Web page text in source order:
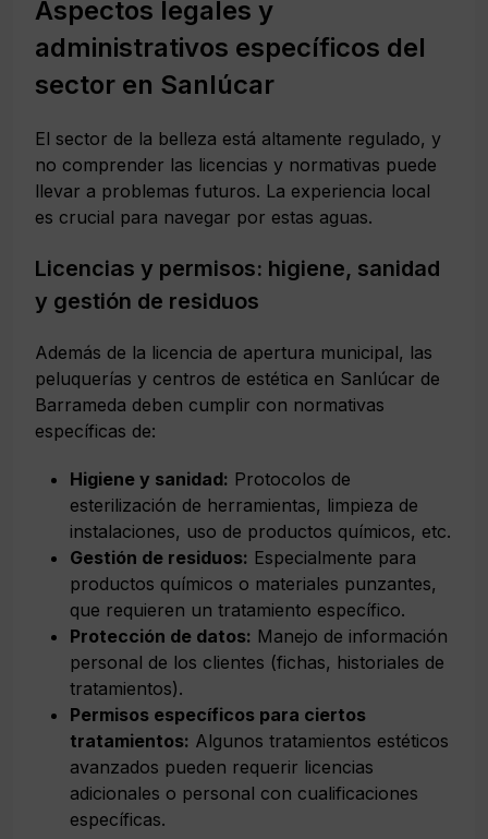
Aspectos legales y
administrativos específicos del
sector en Sanlúcar
El sector de la belleza está altamente regulado, y
no comprender las licencias y normativas puede
llevar a problemas futuros. La experiencia local
es crucial para navegar por estas aguas.
Licencias y permisos: higiene, sanidad
y gestión de residuos
Además de la licencia de apertura municipal, las
peluquerías y centros de estética en Sanlúcar de
Barrameda deben cumplir con normativas
específicas de:
Higiene y sanidad: Protocolos de
esterilización de herramientas, limpieza de
instalaciones, uso de productos químicos, etc.
Gestión de residuos: Especialmente para
productos químicos o materiales punzantes,
que requieren un tratamiento específico.
Protección de datos: Manejo de información
personal de los clientes (fichas, historiales de
tratamientos).
Permisos específicos para ciertos
tratamientos: Algunos tratamientos estéticos
avanzados pueden requerir licencias
adicionales o personal con cualificaciones
específicas.